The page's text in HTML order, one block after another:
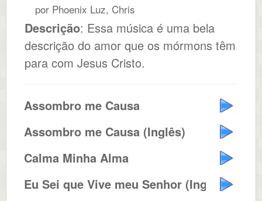
por Phoenix Luz, Chris
Descrição: Essa música é uma bela
descrição do amor que os mórmons têm
para com Jesus Cristo.
Assombro me Causa
Assombro me Causa (Inglês)
Calma Minha Alma
Eu Sei que Vive meu Senhor (Ingl...